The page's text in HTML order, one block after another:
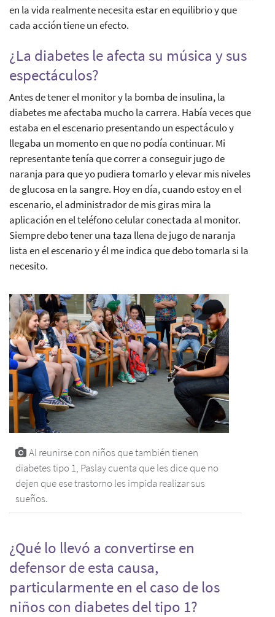
en la vida realmente necesita estar en equilibrio y que
cada acción tiene un efecto.
¿La diabetes le afecta su música y sus
espectáculos?
Antes de tener el monitor y la bomba de insulina, la
diabetes me afectaba mucho la carrera. Había veces que
estaba en el escenario presentando un espectáculo y
llegaba un momento en que no podía continuar. Mi
representante tenía que correr a conseguir jugo de
naranja para que yo pudiera tomarlo y elevar mis niveles
de glucosa en la sangre. Hoy en día, cuando estoy en el
escenario, el administrador de mis giras mira la
aplicación en el teléfono celular conectada al monitor.
Siempre debo tener una taza llena de jugo de naranja
lista en el escenario y él me indica que debo tomarla si la
necesito.
Al reunirse con niños que también tienen
diabetes tipo 1, Paslay cuenta que les dice que no
dejen que ese trastorno les impida realizar sus
sueños.
¿Qué lo llevó a convertirse en
defensor de esta causa,
particularmente en el caso de los
niños con diabetes del tipo 1?